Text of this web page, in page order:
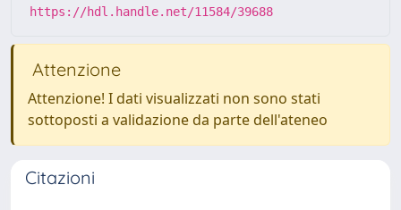
https://hdl.handle.net/11584/39688
Attenzione
Attenzione! I dati visualizzati non sono stati
sottoposti a validazione da parte dell'ateneo
Citazioni